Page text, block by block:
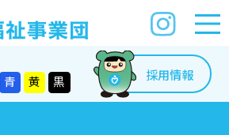
青 黄 黒 採用情報